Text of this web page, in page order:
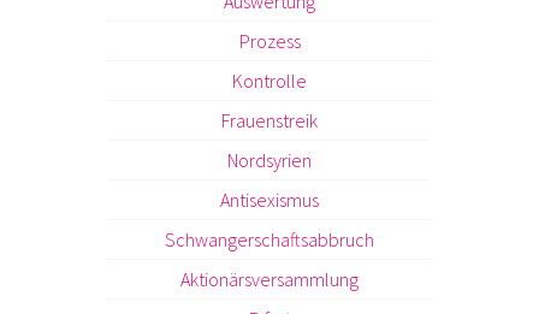
Prozess
Kontrolle
Frauenstreik
Nordsyrien
Antisexismus
Schwangerschaftsabbruch
Aktionärsversammlung